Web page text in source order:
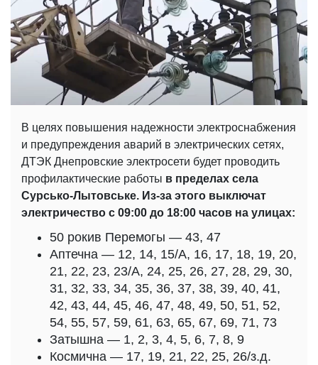
В целях повышения надежности электроснабжения
и предупреждения аварий в электрических сетях,
ДТЭК Днепровские электросети будет проводить
профилактические работы в пределах села
Сурсько-Лытовське. Из-за этого выключат
электричество с 09:00 до 18:00 часов на улицах:
50 рокив Перемогы — 43, 47
Аптечна — 12, 14, 15/А, 16, 17, 18, 19, 20,
21, 22, 23, 23/А, 24, 25, 26, 27, 28, 29, 30,
31, 32, 33, 34, 35, 36, 37, 38, 39, 40, 41,
42, 43, 44, 45, 46, 47, 48, 49, 50, 51, 52,
54, 55, 57, 59, 61, 63, 65, 67, 69, 71, 73
Затышна — 1, 2, 3, 4, 5, 6, 7, 8, 9
Космична — 17, 19, 21, 22, 25, 26/з.д.